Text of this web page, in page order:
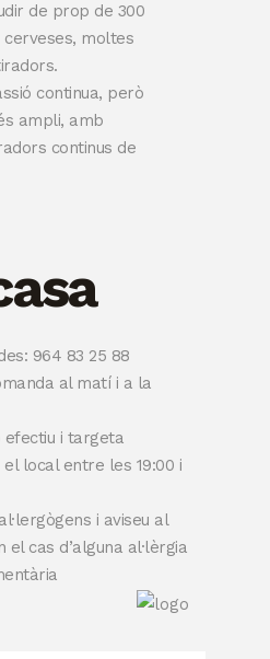
de prop de 300
moltes
continua, però
ampli, amb
continus de
964 83 25 88
al matí i a la
i targeta
local entre les 19:00 i
i aviseu al
cas d’alguna al·lèrgia